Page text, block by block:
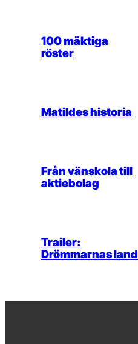
100 mäktiga
röster
Matildes historia
Från vänskola till
aktiebolag
Trailer:
Drömmarnas land